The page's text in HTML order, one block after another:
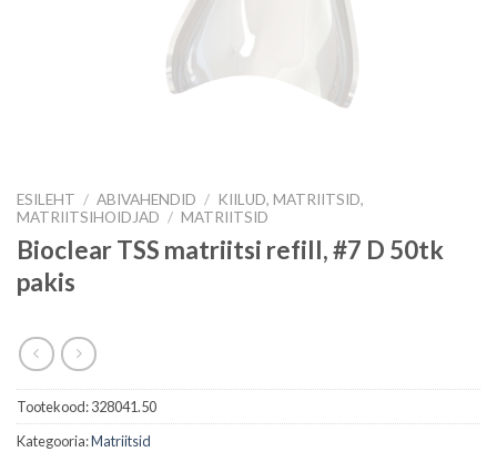
ESILEHT / ABIVAHENDID / KIILUD, MATRIITSID,
MATRIITSIHOIDJAD / MATRIITSID
Bioclear TSS matriitsi refill, #7 D 50tk
pakis
Tootekood:328041.50
Kategooria:Matriitsid